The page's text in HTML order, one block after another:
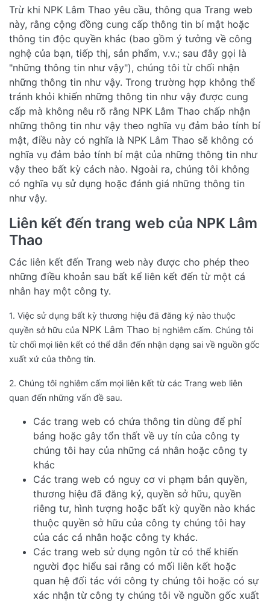
Trừ khi NPK Lâm Thao yêu cầu, thông qua Trang web
này, rằng cộng đồng cung cấp thông tin bí mật hoặc
thông tin độc quyền khác (bao gồm ý tưởng về công
nghệ của bạn, tiếp thị, sản phẩm, v.v.; sau đây gọi là
"những thông tin như vậy"), chúng tôi từ chối nhận
những thông tin như vậy. Trong trường hợp không thể
tránh khỏi khiến những thông tin như vậy được cung
cấp mà không nêu rõ rằng NPK Lâm Thao chấp nhận
những thông tin như vậy theo nghĩa vụ đảm bảo tính bí
mật, điều này có nghĩa là NPK Lâm Thao sẽ không có
nghĩa vụ đảm bảo tính bí mật của những thông tin như
vậy theo bất kỳ cách nào. Ngoài ra, chúng tôi không
có nghĩa vụ sử dụng hoặc đánh giá những thông tin
như vậy.
Liên kết đến trang web của NPK Lâm
Thao
Các liên kết đến Trang web này được cho phép theo
những điều khoản sau bất kể liên kết đến từ một cá
nhân hay một công ty.
1. Việc sử dụng bất kỳ thương hiệu đã đăng ký nào thuộc
quyền sở hữu của NPK Lâm Thao bị nghiêm cấm. Chúng tôi
từ chối mọi liên kết có thể dẫn đến nhận dạng sai về nguồn gốc
xuất xứ của thông tin.
2. Chúng tôi nghiêm cấm mọi liên kết từ các Trang web liên
quan đến những vấn đề sau.
Các trang web có chứa thông tin dùng để phỉ
báng hoặc gây tổn thất về uy tín của công ty
chúng tôi hay của những cá nhân hoặc công ty
khác
Các trang web có nguy cơ vi phạm bản quyền,
thương hiệu đã đăng ký, quyền sở hữu, quyền
riêng tư, hình tượng hoặc bất kỳ quyền nào khác
thuộc quyền sở hữu của công ty chúng tôi hay
của các cá nhân hoặc công ty khác.
Các trang web sử dụng ngôn từ có thể khiến
người đọc hiểu sai rằng có mối liên kết hoặc
quan hệ đối tác với công ty chúng tôi hoặc có sự
xác nhận từ công ty chúng tôi về nguồn gốc xuất